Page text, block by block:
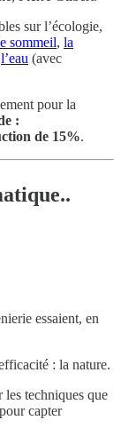
sur l’écologie,
sommeil, la
l’eau (avec
pour la
:
de 15%.
essaient, en
: la nature.
techniques que
capter